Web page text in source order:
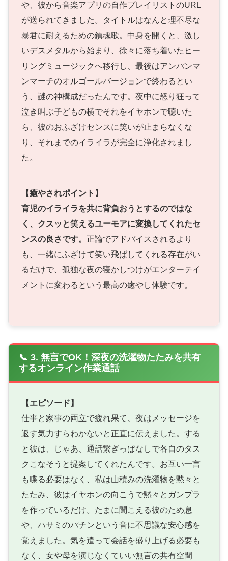
や、彼から音楽アプリの自作プレイリストのURL
が送られてきました。タイトルはなんと理不尽な
暴君に耐えるための鎮魂歌。中身を開くと、激し
いデスメタルから始まり、徐々に落ち着いたヒー
リングミュージックへ移行し、最後はアンパンマ
ンマーチのオルゴールバージョンで終わるとい
う、謎の神構成だったんです。夜中に怒り狂って
泣き叫ぶ子どもの横でそれをイヤホンで聴いた
ら、彼のおふざけセンスに笑いが止まらなくな
り、それまでのイライラが完全に浄化されまし
た。
【癒やされポイント】
育児のイライラを共に背負おうとするのではな
く、クスッと笑えるユーモアに変換してくれたセ
ンスの良さです。 正論でアドバイスされるより
も、一緒にふざけて笑い飛ばしてくれる存在がい
るだけで、孤独な夜の寝かしつけがエンターテイ
メントに変わるという最高の癒やし体験です。
📞 3. 無言でOK！深夜の洗濯物たたみを共有
するオンライン作業通話
【エピソード】
仕事と家事の両立で疲れ果て、夜はメッセージを
返す気力すらわかないと正直に伝えました。する
と彼は、じゃあ、通話繋ぎっぱなしで各自のタス
クこなそうと提案してくれたんです。お互い一言
も喋る必要はなく、私は山積みの洗濯物を黙々と
たたみ、彼はイヤホンの向こうで黙々とガンプラ
を作っているだけ。たまに聞こえる彼のため息
や、ハサミのパチンという音に不思議な安心感を
覚えました。気を遣って会話を盛り上げる必要も
なく、女や母を演じなくていい無言の共有空間